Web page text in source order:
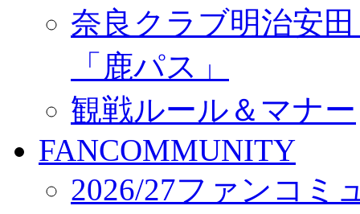
奈良クラブ明治安
「鹿パス」
観戦ルール＆マナー
FANCOMMUNITY
2026/27ファンコミ